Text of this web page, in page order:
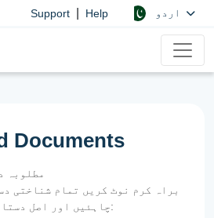
Support Help
Documents
مطلوبہ
براہ کرم نوٹ کریں تمام شناختی
چاہئیں اور اصل دستاویزات پیش کی جائیں: